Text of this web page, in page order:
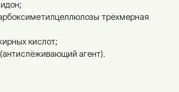
трёхмерная
кислот;
агент).